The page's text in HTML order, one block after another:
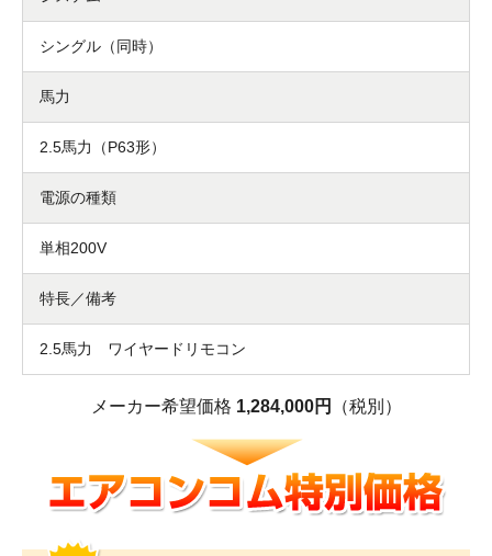
シングル（同時）
馬力
2.5馬力（P63形）
電源の種類
単相200V
特長／備考
2.5馬力 ワイヤードリモコン
メーカー希望価格 1,284,000円 （税別）